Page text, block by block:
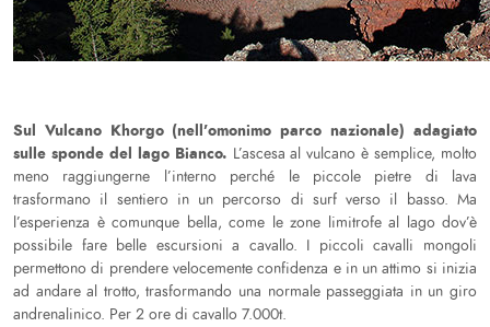
Sul Vulcano Khorgo (nell’omonimo parco nazionale) adagiato
sulle sponde del lago Bianco. L’ascesa al vulcano è semplice, molto
meno raggiungerne l’interno perché le piccole pietre di lava
trasformano il sentiero in un percorso di surf verso il basso. Ma
l’esperienza è comunque bella, come le zone limitrofe al lago dov’è
possibile fare belle escursioni a cavallo. I piccoli cavalli mongoli
permettono di prendere velocemente confidenza e in un attimo si inizia
ad andare al trotto, trasformando una normale passeggiata in un giro
andrenalinico. Per 2 ore di cavallo 7.000t.